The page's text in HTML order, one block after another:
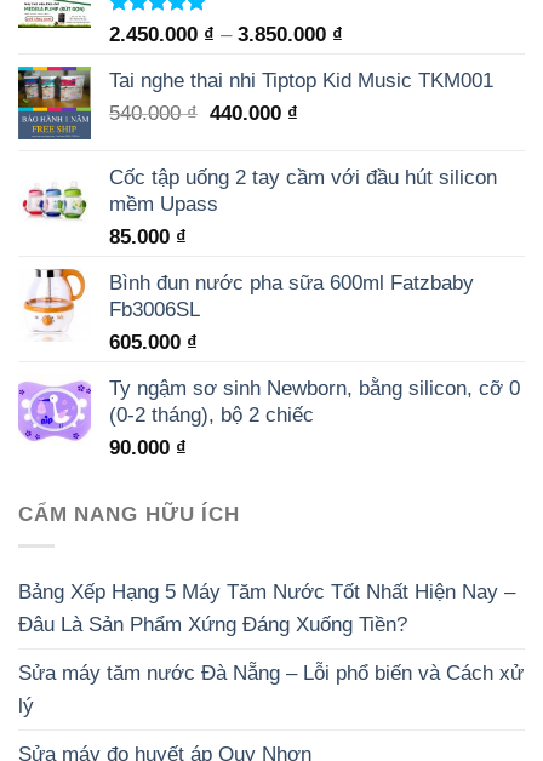
Rated 5.00
2.450.000 ₫ – 3.850.000 ₫
Tai nghe thai nhi Tiptop Kid Music TKM001
540.000₫ 440.000 ₫
Cốc tập uống 2 tay cầm với đầu hút silicon
mềm Upass
85.000 ₫
Bình đun nước pha sữa 600ml Fatzbaby
Fb3006SL
605.000 ₫
Ty ngậm sơ sinh Newborn, bằng silicon, cỡ 0
(0-2 tháng), bộ 2 chiếc
90.000 ₫
CẨM NANG HỮU ÍCH
Bảng Xếp Hạng 5 Máy Tăm Nước Tốt Nhất Hiện Nay –
Đâu Là Sản Phẩm Xứng Đáng Xuống Tiền?
Sửa máy tăm nước Đà Nẵng – Lỗi phổ biến và Cách xử
lý
Sửa máy đo huyết áp Quy Nhơn